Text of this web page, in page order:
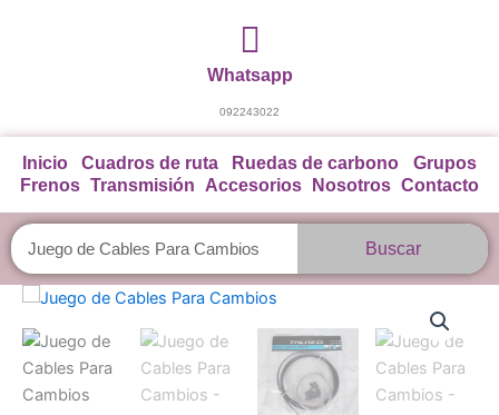
Whatsapp
092243022
Inicio Cuadros de ruta Ruedas de carbono
Grupos
Frenos Transmisión Accesorios Nosotros Contacto
Buscar
Buscar
Juego
de
Cables
Para
Cambios